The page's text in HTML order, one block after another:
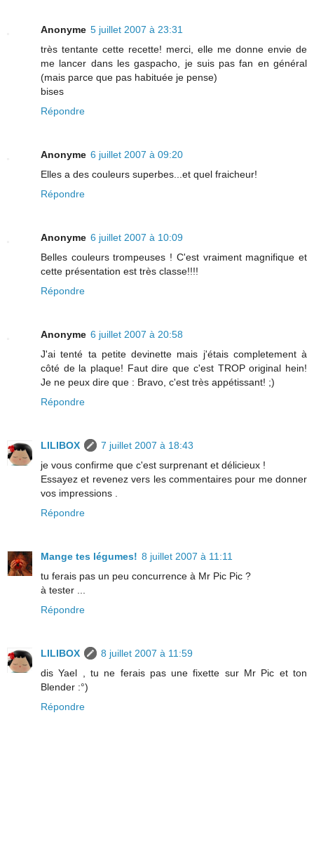
Anonyme 5 juillet 2007 à 23:31
très tentante cette recette! merci, elle me donne envie de
me lancer dans les gaspacho, je suis pas fan en général
(mais parce que pas habituée je pense)
bises
Répondre
Anonyme 6 juillet 2007 à 09:20
Elles a des couleurs superbes...et quel fraicheur!
Répondre
Anonyme 6 juillet 2007 à 10:09
Belles couleurs trompeuses ! C'est vraiment magnifique et
cette présentation est très classe!!!!
Répondre
Anonyme 6 juillet 2007 à 20:58
J'ai tenté ta petite devinette mais j'étais completement à
côté de la plaque! Faut dire que c'est TROP original hein!
Je ne peux dire que : Bravo, c'est très appétissant! ;)
Répondre
LILIBOX
7 juillet 2007 à 18:43
je vous confirme que c'est surprenant et délicieux !
Essayez et revenez vers les commentaires pour me donner
vos impressions .
Répondre
Mange tes légumes! 8 juillet 2007 à 11:11
tu ferais pas un peu concurrence à Mr Pic Pic ?
à tester ...
Répondre
LILIBOX
8 juillet 2007 à 11:59
dis Yael , tu ne ferais pas une fixette sur Mr Pic et ton
Blender :°)
Répondre